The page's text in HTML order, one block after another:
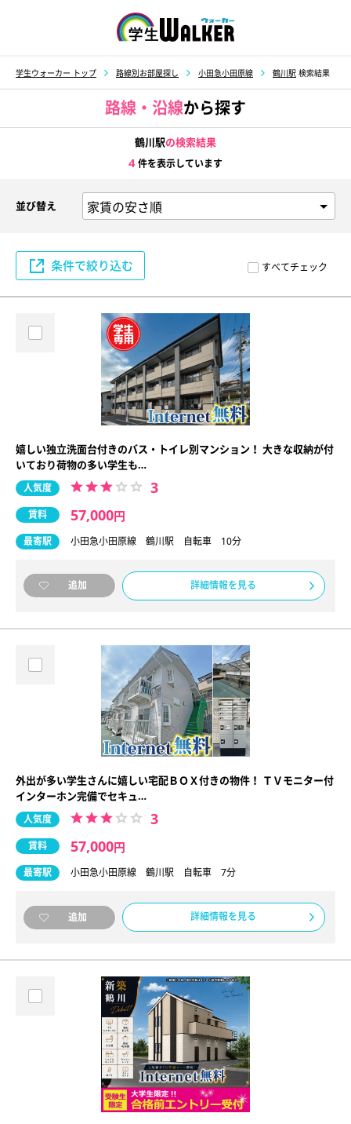
学生ウォーカー トップ 路線別お部屋探し 小田急小田原線 鶴川駅 検索結果
路線・沿線から探す
鶴川駅の検索結果
4件を表示しています
すべてチェック
並び替え
条件で絞り込む
嬉しい独立洗面台付きのバス・トイレ別マンション！ 大きな収納が付
いており荷物の多い学生も…
人気度 3
賃料 57,000円
最寄駅 小田急小田原線 鶴川駅 自転車 10分
追加 詳細情報を見る
外出が多い学生さんに嬉しい宅配ＢＯＸ付きの物件！ ＴＶモニター付
インターホン完備でセキュ…
人気度 3
賃料 57,000円
最寄駅 小田急小田原線 鶴川駅 自転車 7分
追加 詳細情報を見る